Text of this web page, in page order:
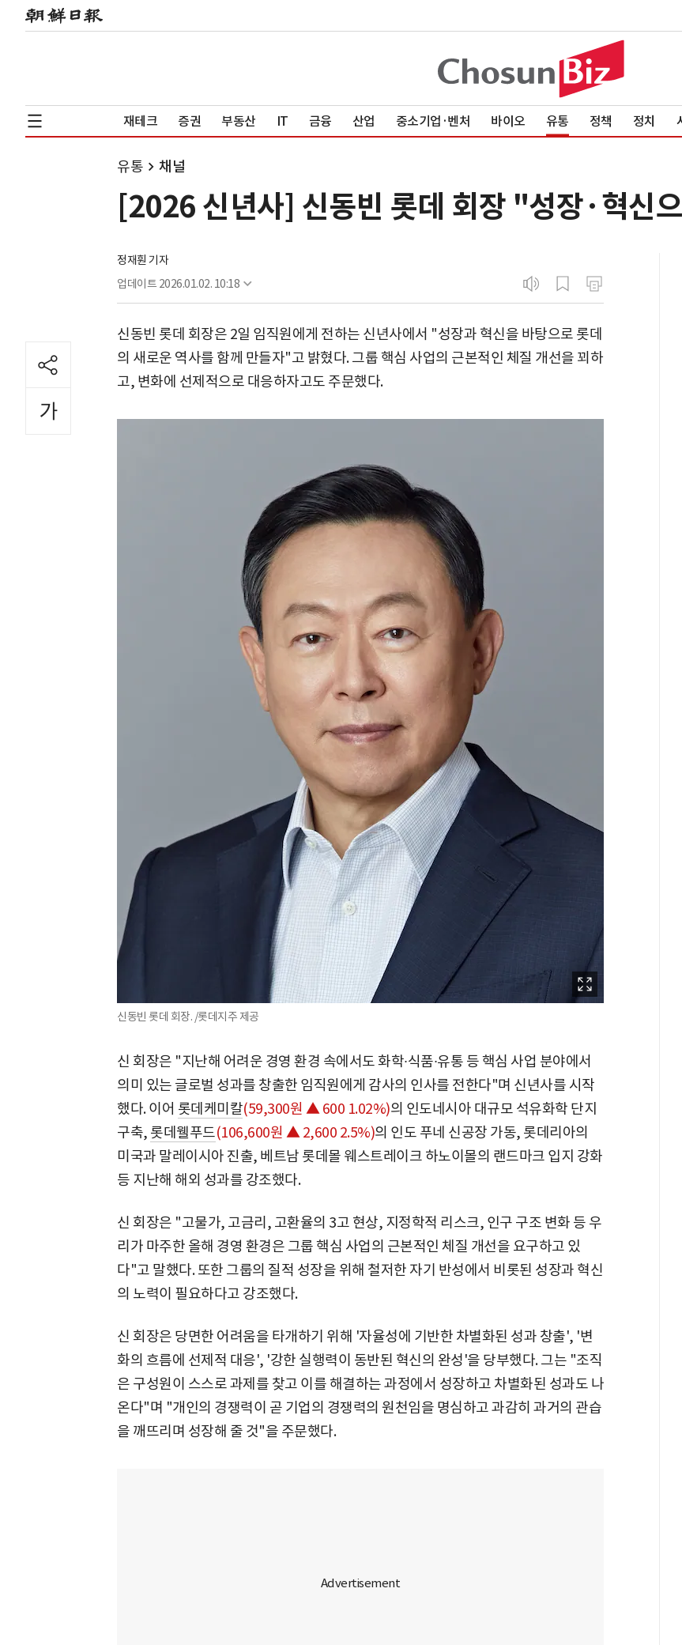
재테크 증권 부동산 IT 금융 산업 중소기업·벤처 바이오 유통 정책 정치
유통 채널
[2026 신년사] 신동빈 롯데 회장 "성장·혁신
정재훤 기자
업데이트 2026.01.02. 10:18
신동빈 롯데 회장은 2일 임직원에게 전하는 신년사에서 "성장과 혁신을 바탕으로 롯데
의 새로운 역사를 함께 만들자"고 밝혔다. 그룹 핵심 사업의 근본적인 체질 개선을 꾀하
고, 변화에 선제적으로 대응하자고도 주문했다.
신동빈 롯데 회장. /롯데지주 제공
신 회장은 "지난해 어려운 경영 환경 속에서도 화학∙식품∙유통 등 핵심 사업 분야에서
의미 있는 글로벌 성과를 창출한 임직원에게 감사의 인사를 전한다"며 신년사를 시작
했다. 이어 롯데케미칼(59,300원 ▲ 600 1.02%)의 인도네시아 대규모 석유화학 단지
구축, 롯데웰푸드(106,600원 ▲ 2,600 2.5%)의 인도 푸네 신공장 가동, 롯데리아의
미국과 말레이시아 진출, 베트남 롯데몰 웨스트레이크 하노이몰의 랜드마크 입지 강화
등 지난해 해외 성과를 강조했다.
신 회장은 "고물가, 고금리, 고환율의 3고 현상, 지정학적 리스크, 인구 구조 변화 등 우
리가 마주한 올해 경영 환경은 그룹 핵심 사업의 근본적인 체질 개선을 요구하고 있
다"고 말했다. 또한 그룹의 질적 성장을 위해 철저한 자기 반성에서 비롯된 성장과 혁신
의 노력이 필요하다고 강조했다.
신 회장은 당면한 어려움을 타개하기 위해 '자율성에 기반한 차별화된 성과 창출', '변
화의 흐름에 선제적 대응', '강한 실행력이 동반된 혁신의 완성'을 당부했다. 그는 "조직
은 구성원이 스스로 과제를 찾고 이를 해결하는 과정에서 성장하고 차별화된 성과도 나
온다"며 "개인의 경쟁력이 곧 기업의 경쟁력의 원천임을 명심하고 과감히 과거의 관습
을 깨뜨리며 성장해 줄 것"을 주문했다.